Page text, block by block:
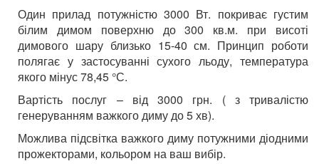
Один прилад потужністю 3000 Вт. покриває густим
білим димом поверхню до 300 кв.м. при висоті
димового шару близько 15-40 см. Принцип роботи
полягає у застосуванні сухого льоду, температура
якого мінус 78,45 °С.
Вартість послуг – від 3000 грн. ( з тривалістю
генеруванням важкого диму до 5 хв).
Можлива підсвітка важкого диму потужними діодними
прожекторами, кольором на ваш вибір.